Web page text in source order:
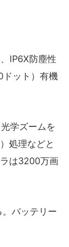
IP6X防塵性
ット）有機
学ズームを
処理などと
は3200万画
バッテリー